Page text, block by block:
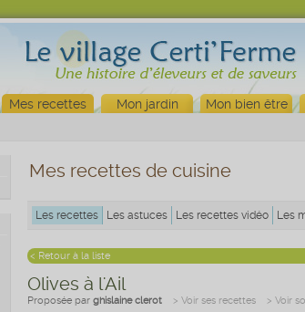
Mes recettes Mon jardin Mon bien être
Mes recettes de cuisine
Les recettes Les astuces Les recettes vidéo Les
< Retour à la liste
Olives à l'Ail
Proposée par ghislaine clerot > Voir ses recettes > Voir